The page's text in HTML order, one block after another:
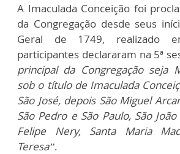
A Imaculada Conceição foi
da Congregação desde seus
Geral de 1749, realizado
participantes declararam na 5ª
principal da Congregação seja
sob o título de Imaculada
São José, depois São Miguel
São Pedro e São Paulo, São
Felipe Nery, Santa Maria
Teresa”.